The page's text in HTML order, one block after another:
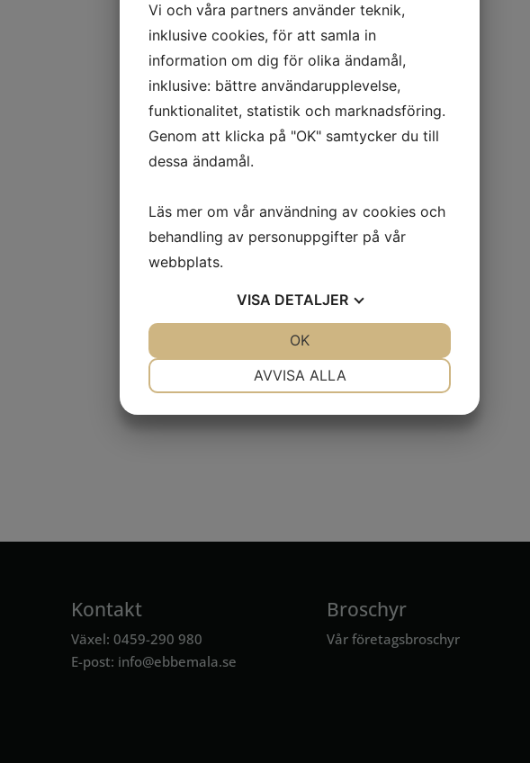
Kontakt
Växel: 0459-290 980
E-post: info@ebbemala.se
Broschyr
Vår företagsbroschyr
Vi och våra partners använder teknik,
inklusive cookies, för att samla in
information om dig för olika ändamål,
inklusive: bättre användarupplevelse,
funktionalitet, statistik och marknadsföring.
Genom att klicka på "OK" samtycker du till
dessa ändamål.
Läs mer om vår användning av cookies och
behandling av personuppgifter på vår
webbplats.
VISA DETALJER
AVVISA ALLA
OK